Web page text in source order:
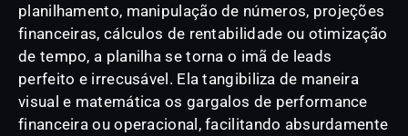
planilhamento, manipulação de números, projeções
financeiras, cálculos de rentabilidade ou otimização
de tempo, a planilha se torna o imã de leads
perfeito e irrecusável. Ela tangibiliza de maneira
visual e matemática os gargalos de performance
financeira ou operacional, facilitando absurdamente